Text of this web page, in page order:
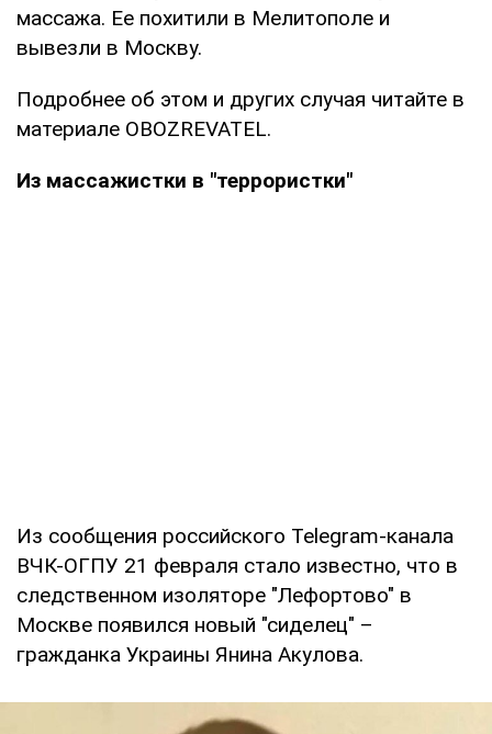
массажа. Ее похитили в Мелитополе и
вывезли в Москву.
Подробнее об этом и других случая читайте в
материале OBOZREVATEL.
Из массажистки в "террористки"
Из сообщения российского Telegram-канала
ВЧК-ОГПУ 21 февраля стало известно, что в
следственном изоляторе "Лефортово" в
Москве появился новый "сиделец" –
гражданка Украины Янина Акулова.